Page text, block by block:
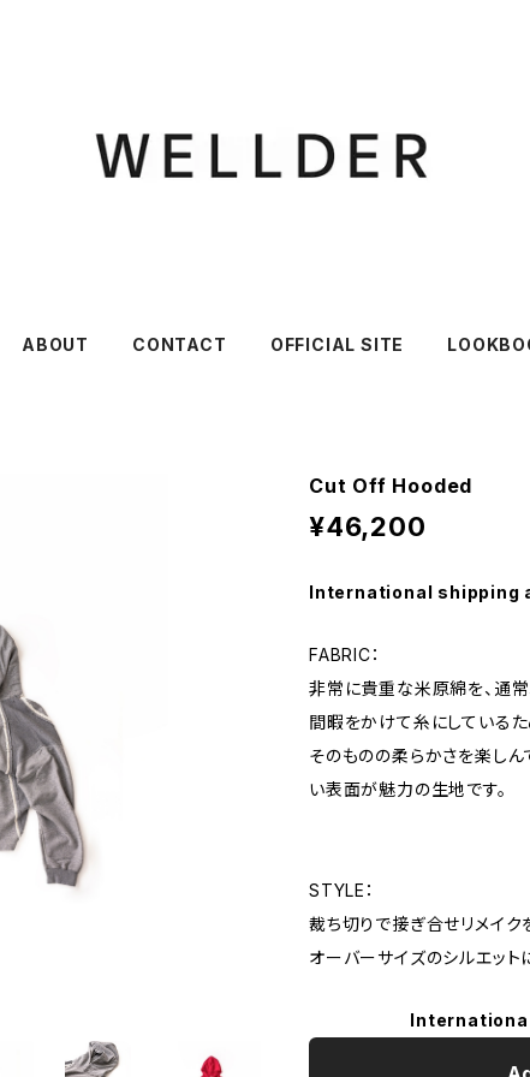
ABOUT CONTACT OFFICIAL SITE
Cut Off Hooded
¥46,200
International shipping
FABRIC：
非常に貴重な米原綿を、通
間暇をかけて糸にしている
そのものの柔らかさを楽しん
い表面が魅力の生地です。
STYLE：
裁ち切りで接ぎ合せリメイク
オーバーサイズのシルエット